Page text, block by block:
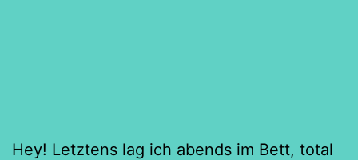
Hey! Letztens lag ich abends im Bett, total